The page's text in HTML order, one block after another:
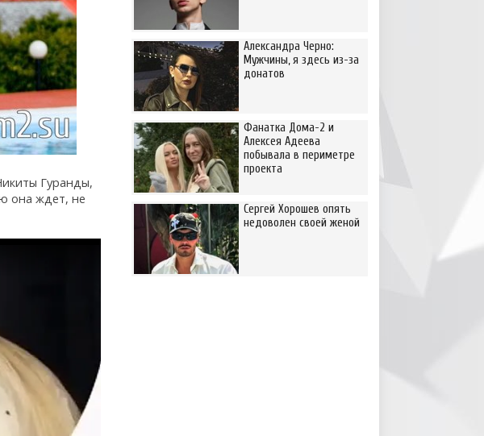
Гуранды,
она ждет, не
Александра Черно:
Мужчины, я здесь из-за
донатов
Фанатка Дома-2 и
Алексея Адеева
побывала в периметре
проекта
Сергей Хорошев опять
недоволен своей женой